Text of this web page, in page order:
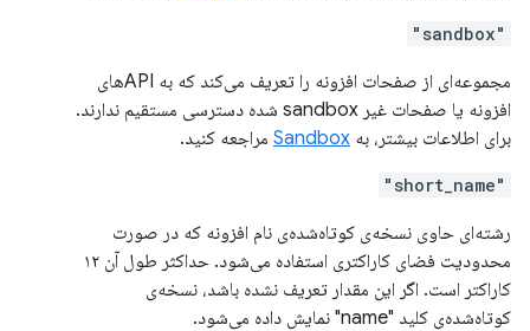
"sandbox"
مجموعه‌ای از صفحات افزونه را تعریف می‌کند که به APIهای
افزونه یا صفحات غیر sandbox شده دسترسی مستقیم ندارند.
برای اطلاعات بیشتر، به Sandbox مراجعه کنید.
"short_name"
رشته‌ای حاوی نسخه‌ی کوتاه‌شده‌ی نام افزونه که در صورت
محدودیت فضای کاراکتری استفاده می‌شود. حداکثر طول آن ۱۲
کاراکتر است. اگر این مقدار تعریف نشده باشد، نسخه‌ی
کوتاه‌شده‌ی کلید "name" نمایش داده می‌شود.